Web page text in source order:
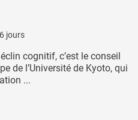
jours
cognitif, c’est le conseil
de l’Université de Kyoto, qui
...